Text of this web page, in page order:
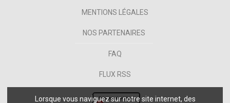
Lorsque vous naviguez sur notre site internet, des
MENTIONS LÉGALES
NOS PARTENAIRES
FAQ
FLUX RSS